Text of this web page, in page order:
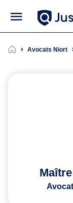
Avocats Niort